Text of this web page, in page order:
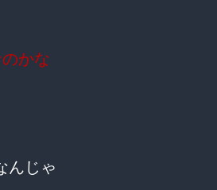
かな
んじゃ